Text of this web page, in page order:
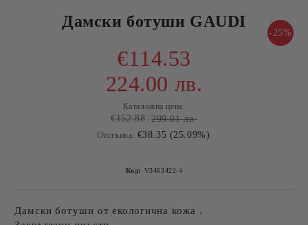
Дамски ботуши GAUDI
-25%
€114.53
224.00 лв.
Каталожна цена:
€152.88 299.01 лв.
Отстъпка: €38.35 (25.09%)
Код: V3463422-4
Дамски ботуши от екологична кожа .